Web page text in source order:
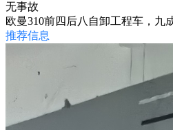
无事故
欧曼310前四后八自卸工程车，九
推荐信息